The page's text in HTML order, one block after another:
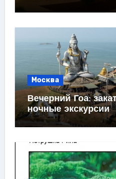
Москва
Вечерний Гоа:
ночные экскурсии